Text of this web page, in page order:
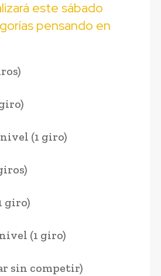
este sábado
pensando en
(1 giro)
giro)
(1 giro)
sin competir)